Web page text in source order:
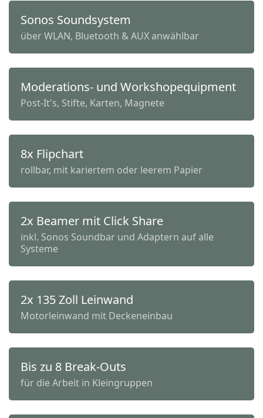
Sonos Soundsystem
über WLAN, Bluetooth & AUX anwählbar
Moderations- und Workshopequipment
Post-It's, Stifte, Karten, Magnete
8x Flipchart
rollbar, mit kariertem oder leerem Papier
2x Beamer mit Click Share
inkl. Sonos Soundbar und Adaptern auf alle
Systeme
2x 135 Zoll Leinwand
Motorleinwand mit Deckeneinbau
Bis zu 8 Break-Outs
für die Arbeit in Kleingruppen